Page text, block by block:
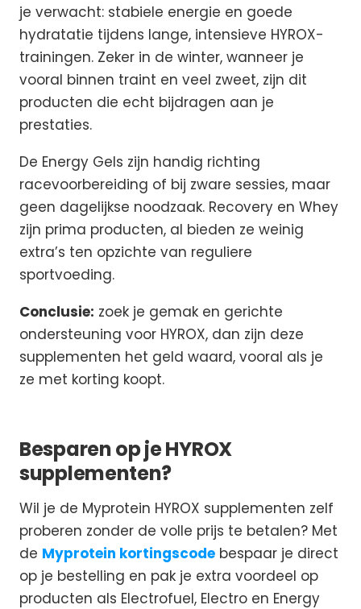
je verwacht: stabiele energie en goede
hydratatie tijdens lange, intensieve HYROX-
trainingen. Zeker in de winter, wanneer je
vooral binnen traint en veel zweet, zijn dit
producten die echt bijdragen aan je
prestaties.
De Energy Gels zijn handig richting
racevoorbereiding of bij zware sessies, maar
geen dagelijkse noodzaak. Recovery en Whey
zijn prima producten, al bieden ze weinig
extra’s ten opzichte van reguliere
sportvoeding.
Conclusie: zoek je gemak en gerichte
ondersteuning voor HYROX, dan zijn deze
supplementen het geld waard, vooral als je
ze met korting koopt.
Besparen op je HYROX
supplementen?
Wil je de Myprotein HYROX supplementen zelf
proberen zonder de volle prijs te betalen? Met
de Myprotein kortingscode bespaar je direct
op je bestelling en pak je extra voordeel op
producten als Electrofuel, Electro en Energy